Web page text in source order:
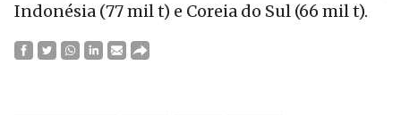
Indonésia (77 mil t) e Coreia do Sul (66 mil t).